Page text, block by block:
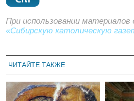
При использовании
«Сибирскую католическую
ЧИТАЙТЕ ТАКЖЕ